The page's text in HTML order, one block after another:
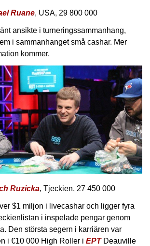
Ruane, USA, 29 800 000
ansikte i turneringssammanhang,
i sammanhanget små cashar. Mer
kommer.
Ruzicka, Tjeckien, 27 450 000
$1 miljon i livecashar och ligger fyra
i inspelade pengar genom
Den största segern i karriären var
i €10 000 High Roller i EPTDeauville